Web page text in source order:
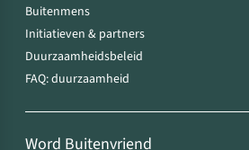
Buitenmens
Initiatieven & partners
Duurzaamheidsbeleid
FAQ: duurzaamheid
Word Buitenvriend